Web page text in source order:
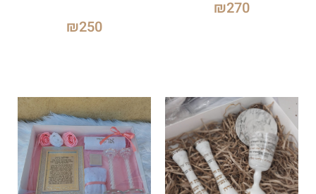
₪270
₪250